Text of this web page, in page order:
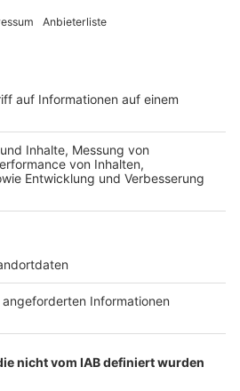
sind aufeinander
und floh vom Unfallort. Allerdings
Rhein und Erft
Köln
Zoll in Köln